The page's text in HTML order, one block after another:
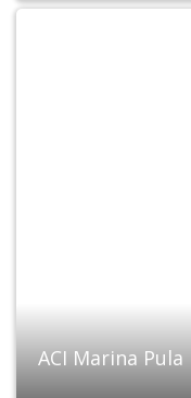
ACI Marina Pula